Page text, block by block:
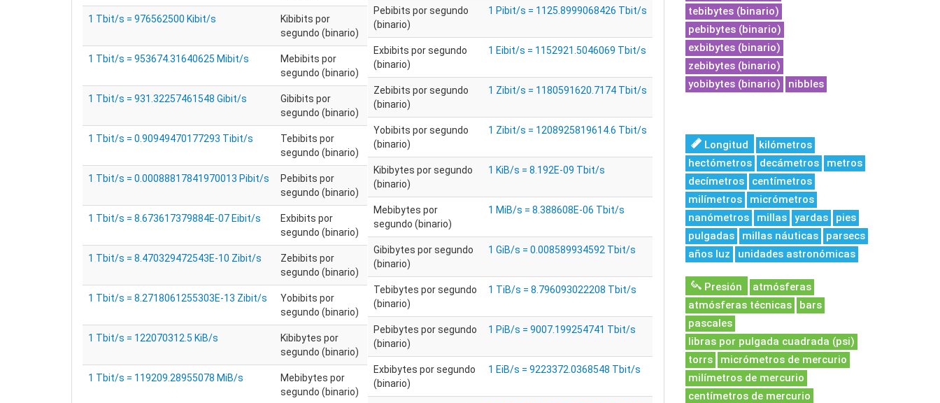
1 Tbit/s = 976562500 Kibit/s
Kibibits por
segundo (binario)
1 Tbit/s = 953674.31640625 Mibit/s
Mebibits por
segundo (binario)
1 Tbit/s = 931.32257461548 Gibit/s
Gibibits por
segundo (binario)
1 Tbit/s = 0.90949470177293 Tibit/s
Tebibits por
segundo (binario)
1 Tbit/s = 0.00088817841970013 Pibit/s
Pebibits por
segundo (binario)
1 Tbit/s = 8.673617379884E-07 Eibit/s
Exbibits por
segundo (binario)
1 Tbit/s = 8.470329472543E-10 Zibit/s
Zebibits por
segundo (binario)
1 Tbit/s = 8.2718061255303E-13 Zibit/s
Yobibits por
segundo (binario)
1 Tbit/s = 122070312.5 KiB/s
Kibibytes por
segundo (binario)
1 Tbit/s = 119209.28955078 MiB/s
Mebibytes por
segundo (binario)
Pebibits por segundo
(binario)
1 Pibit/s = 1125.8999068426 Tbit/s
Exbibits por segundo
(binario)
1 Eibit/s = 1152921.5046069 Tbit/s
Zebibits por segundo
(binario)
1 Zibit/s = 1180591620.7174 Tbit/s
Yobibits por segundo
(binario)
1 Zibit/s = 1208925819614.6 Tbit/s
Kibibytes por segundo
(binario)
1 KiB/s = 8.192E-09 Tbit/s
Mebibytes por
segundo (binario)
1 MiB/s = 8.388608E-06 Tbit/s
Gibibytes por segundo
(binario)
1 GiB/s = 0.008589934592 Tbit/s
Tebibytes por segundo
(binario)
1 TiB/s = 8.796093022208 Tbit/s
Pebibytes por segundo
(binario)
1 PiB/s = 9007.199254741 Tbit/s
Exbibytes por segundo
(binario)
1 EiB/s = 9223372.0368548 Tbit/s
tebibytes (binario)
pebibytes (binario)
exbibytes (binario)
zebibytes (binario)
yobibytes (binario)
nibbles
Longitud
kilómetros
hectómetros
decámetros
metros
decímetros
centímetros
milímetros
micrómetros
nanómetros
millas yardas
pies
pulgadas
millas náuticas
parsecs
años luz
unidades astronómicas
Presión
atmósferas
atmósferas técnicas
bars
pascales
libras por pulgada cuadrada (psi)
torrs
micrómetros de mercurio
milímetros de mercurio
centímetros de mercurio